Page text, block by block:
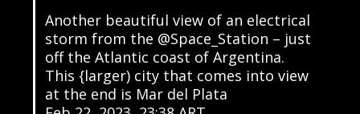
Another beautiful view of an electrical
storm from the @Space_Station – just
off the Atlantic coast of Argentina.
This {larger) city that comes into view
at the end is Mar del Plata